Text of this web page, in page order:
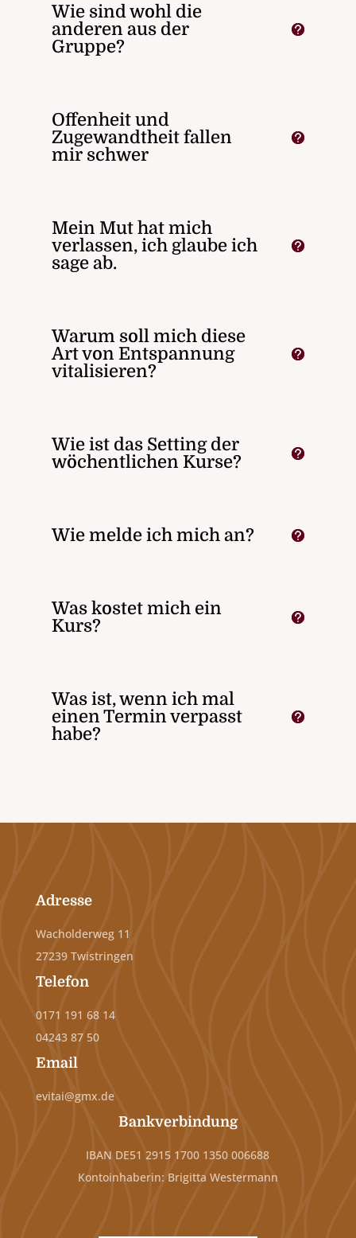
Wie sind wohl die
anderen aus der
Gruppe?
Offenheit und
Zugewandtheit fallen
mir schwer
Mein Mut hat mich
verlassen, ich glaube ich
sage ab.
Warum soll mich diese
Art von Entspannung
vitalisieren?
Wie ist das Setting der
wöchentlichen Kurse?
Wie melde ich mich an?
Was kostet mich ein
Kurs?
Was ist, wenn ich mal
einen Termin verpasst
habe?
Adresse
Wacholderweg 11
27239 Twistringen
Telefon
0171 191 68 14
04243 87 50
Email
evitai@gmx.de
Bankverbindung
IBAN DE51 2915 1700 1350 006688
Kontoinhaberin: Brigitta Westermann